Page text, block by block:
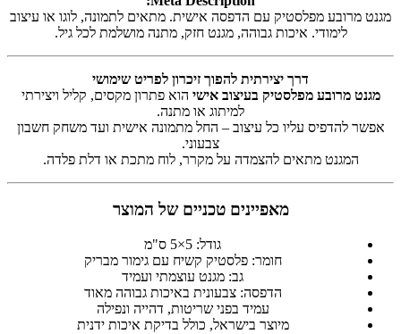
מגנט מרובע מפלסטיק עם הדפסה אישית. מתאים לתמונה, לוגו או עיצוב
לימודי. איכות גבוהה, מגנט חזק, מתנה מושלמת לכל גיל.
דרך יצירתית להפוך זיכרון לפריט שימושי
מגנט מרובע מפלסטיק בעיצוב אישי הוא פתרון מקסים, קליל ויצירתי
למיתוג או מתנה.
אפשר להדפיס עליו כל עיצוב – החל מתמונה אישית ועד משחק חשבון
צבעוני.
המגנט מתאים להצמדה על מקרר, לוח מתכת או דלת פלדה.
מאפיינים טכניים של המוצר
גודל: 5×5 ס"מ
חומר: פלסטיק קשיח עם גימור מבריק
גב: מגנט עוצמתי ועמיד
הדפסה: צבעונית באיכות גבוהה מאוד
עמיד בפני שריטות, דהייה ונפילה
מיוצר בישראל, כולל בדיקת איכות ידנית